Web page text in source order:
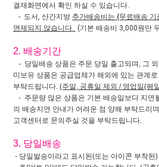
결재화면에서 확인 하실 수 있습니다.
- 도서, 산간지방 추가배송비는 {무료배송
면제되지 않습니다.
(기본 배송비 3,000원만
2. 배송기간
- 당일배송 상품은 주문 당일 출고되며, 그
미보유 상품은 공급업체가 해외에 있는 관계
부탁드립니다. (주말, 공휴일 제외 / 영업일(평
- 주문량 많은 상품은 기본 배송일보다 지연
의 배송지연 안내가 어려운 점 양해 부탁드리
고객센터로 문의주실 것을 부탁드립니다.
3. 당일배송
- 당일발송이라고 표시된(또는 아이콘 부착된